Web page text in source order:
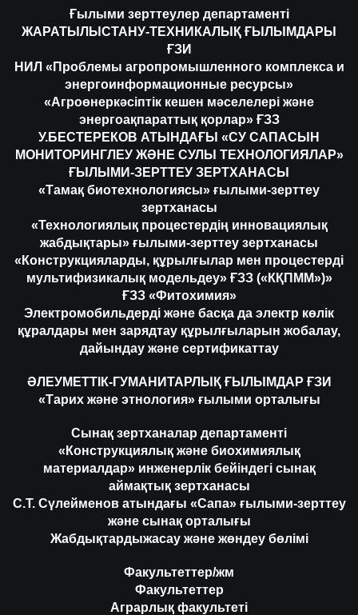
Ғылыми зерттеулер департаменті
ЖАРАТЫЛЫСТАНУ-ТЕХНИКАЛЫҚ ҒЫЛЫМДАРЫ
ҒЗИ
НИЛ «Проблемы агропромышленного комплекса и
энергоинформационные ресурсы»
«Агроөнеркәсіптік кешен мәселелері және
энергоақпараттық қорлар» ҒЗЗ
У.БЕСТЕРЕКОВ АТЫНДАҒЫ «СУ САПАСЫН
МОНИТОРИНГЛЕУ ЖӘНЕ СУЛЫ ТЕХНОЛОГИЯЛАР»
ҒЫЛЫМИ-ЗЕРТТЕУ ЗЕРТХАНАСЫ
«Тамақ биотехнологиясы» ғылыми-зерттеу
зертханасы
«Технологиялық процестердің инновациялық
жабдықтары» ғылыми-зерттеу зертханасы
«Конструкцияларды, құрылғылар мен процестерді
мультифизикалық модельдеу» ҒЗЗ («КҚПММ»)»
ҒЗЗ «Фитохимия»
Электромобильдерді және басқа да электр көлік
құралдары мен зарядтау құрылғыларын жобалау,
дайындау және сертификаттау
ӘЛЕУМЕТТІК-ГУМАНИТАРЛЫҚ ҒЫЛЫМДАР ҒЗИ
«Тарих және этнология» ғылыми орталығы
Сынақ зертханалар департаменті
«Конструкциялық және биохимиялық
материалдар» инженерлік бейіндегі сынақ
аймақтық зертханасы
С.Т. Сүлейменов атындағы «Сапа» ғылыми-зерттеу
және сынақ орталығы
Жабдықтардыжасау және жөндеу бөлімі
Факультеттер/жм
Факультеттер
Аграрлық факультеті